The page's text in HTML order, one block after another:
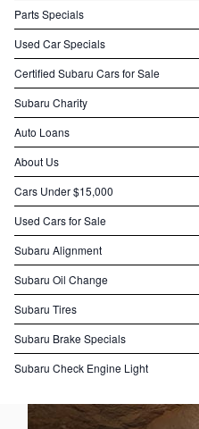
Parts Specials
Used Car Specials
Certified Subaru Cars for Sale
Subaru Charity
Auto Loans
About Us
Cars Under $15,000
Used Cars for Sale
Subaru Alignment
Subaru Oil Change
Subaru Tires
Subaru Brake Specials
Subaru Check Engine Light